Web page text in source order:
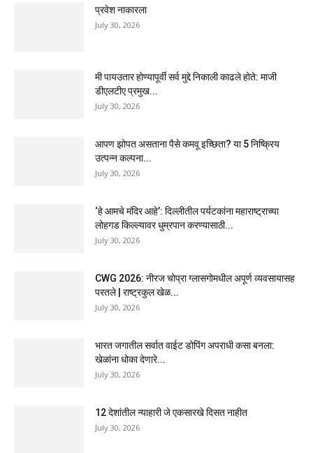
प्रवेश नाकारला
July 30, 2026
मी पायउतार होण्यापूर्वी सर्व मुद्दे निकाली काढले होते: माजी
डीएलटीए प्रमुख...
July 30, 2026
आपण झोपत असताना पैसे कमवू इच्छिता? या 5 निष्क्रिय
उत्पन्न कल्पना...
July 30, 2026
‘हे आमचे मंदिर आहे’: दिल्लीतील पर्यटकांना महाराष्ट्राच्या
लोहगड किल्ल्यावर धुम्रपान करण्यासाठी...
July 30, 2026
CWG 2026: नीरज चोप्रा ग्लासगोमधील अपूर्ण व्यवसायासह
परतले | राष्ट्रकुल खेळ...
July 30, 2026
भारत जगातील सर्वात वाईट डोपिंग अपराधी कसा बनला:
खेळांना धोका देणारे...
July 30, 2026
12 देशांतील न्याहारी जे एकसारखे दिसत नाहीत
July 30, 2026